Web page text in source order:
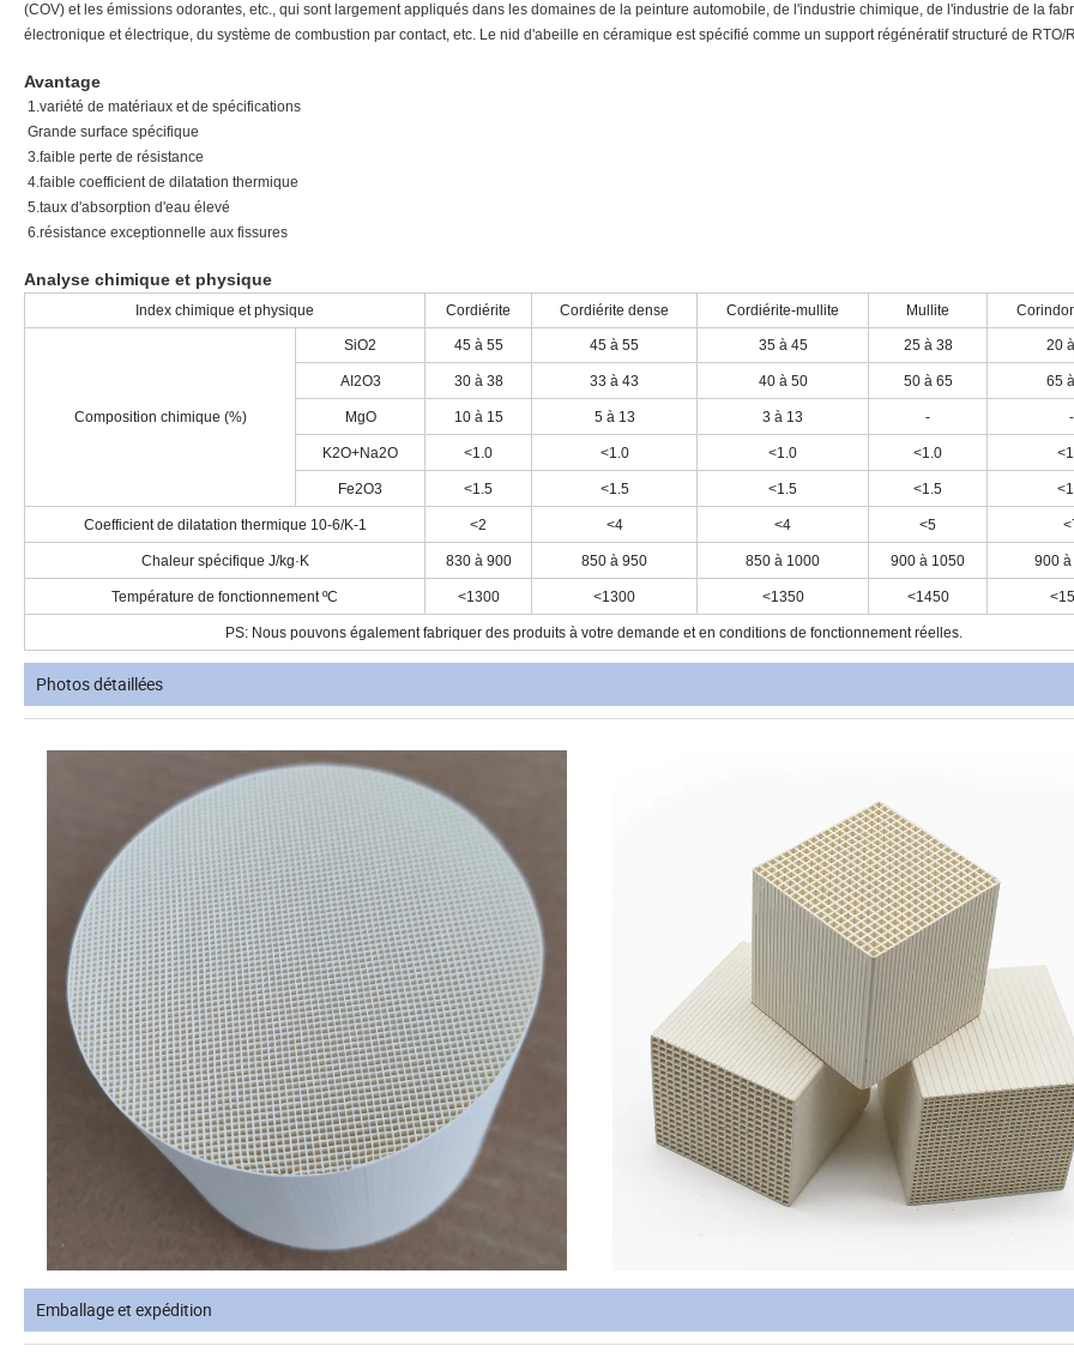
(COV) et les émissions odorantes, etc., qui sont largement appliqués dans les domaines de la peinture automobile, de l'industrie chimique, de l'industrie de la
électronique et électrique, du système de combustion par contact, etc. Le nid d'abeille en céramique est spécifié comme un support régénératif structuré de RTO/
Avantage
1.variété de matériaux et de spécifications
Grande surface spécifique
3.faible perte de résistance
4.faible coefficient de dilatation thermique
5.taux d'absorption d'eau élevé
6.résistance exceptionnelle aux fissures
Analyse chimique et physique
Index chimique et physique Cordiérite Cordiérite dense Cordiérite-mullite Mullite
Composition chimique (%)
SiO2 45 à 55 45 à 55 35 à 45 25 à 38 20
AI2O3 30 à 38 33 à 43 40 à 50 50 à 65 65
MgO 10 à 15 5 à 13 3 à 13 - -
K2O+Na2O <1.0 <1.0 <1.0 <1.0
Fe2O3 <1.5 <1.5 <1.5 <1.5
Coefficient de dilatation thermique 10-6/K-1 <2 <4 <4 <5
Chaleur spécifique J/kg·K 830 à 900 850 à 950 850 à 1000 900 à 1050 900
Température de fonctionnement ºC <1300 <1300 <1350 <1450
PS: Nous pouvons également fabriquer des produits à votre demande et en conditions de fonctionnement réelles.
Photos détaillées
Emballage et expédition